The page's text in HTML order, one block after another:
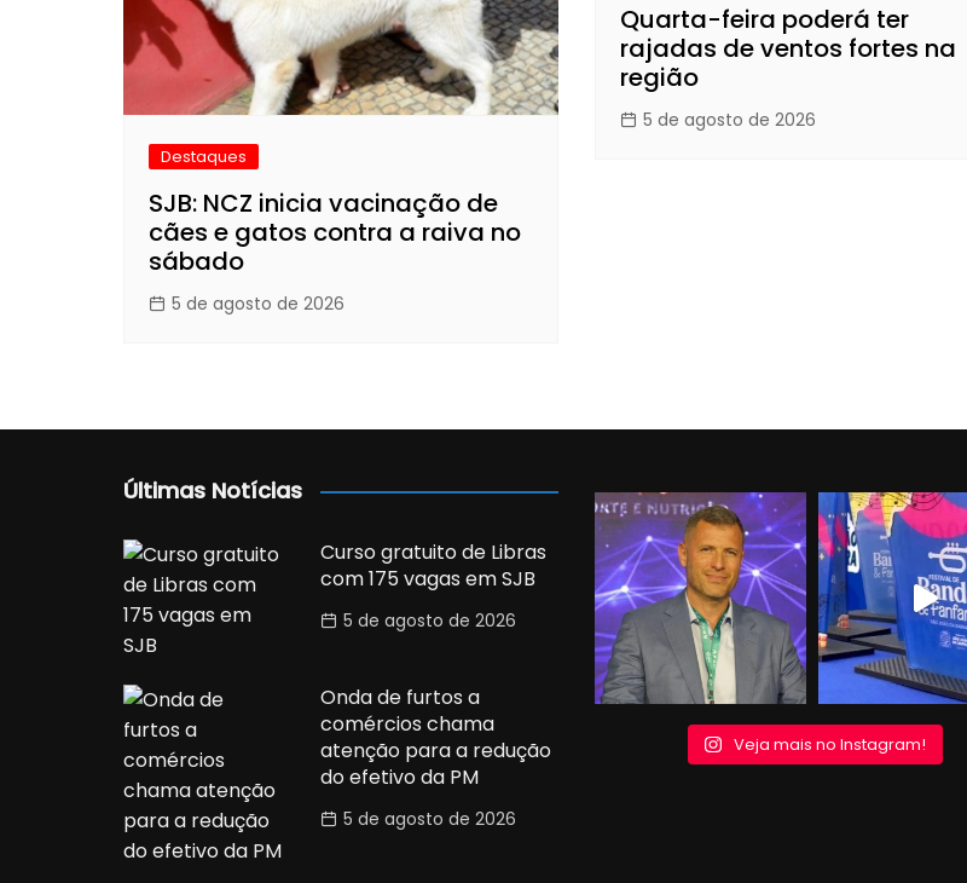
Destaques
SJB: NCZ inicia vacinação de
cães e gatos contra a raiva no
sábado
5 de agosto de 2026
Quarta-feira poderá ter
rajadas de ventos fortes na
região
5 de agosto de 2026
Últimas Notícias
Curso gratuito de Libras
com 175 vagas em SJB
5 de agosto de 2026
Onda de furtos a
comércios chama
atenção para a redução
do efetivo da PM
5 de agosto de 2026
Veja mais no Instagram!